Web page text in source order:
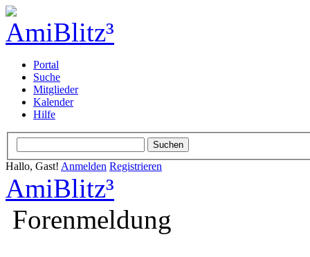
Portal
Suche
Mitglieder
Kalender
Hilfe
Hallo, Gast! Anmelden Registrieren
AmiBlitz³
Forenmeldung